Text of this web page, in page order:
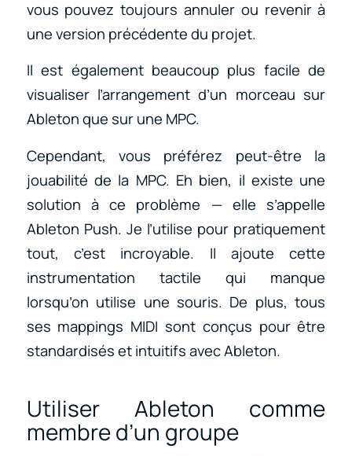
vous pouvez toujours annuler ou revenir à
une version précédente du projet.
Il est également beaucoup plus facile de
visualiser l’arrangement d’un morceau sur
Ableton que sur une MPC.
Cependant, vous préférez peut-être la
jouabilité de la MPC. Eh bien, il existe une
solution à ce problème — elle s’appelle
Ableton Push. Je l’utilise pour pratiquement
tout, c’est incroyable. Il ajoute cette
instrumentation tactile qui manque
lorsqu’on utilise une souris. De plus, tous
ses mappings MIDI sont conçus pour être
standardisés et intuitifs avec Ableton.
Utiliser Ableton comme
membre d’un groupe